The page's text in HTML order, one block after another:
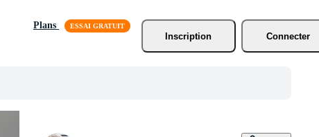
Plans
Inscription
Connecter